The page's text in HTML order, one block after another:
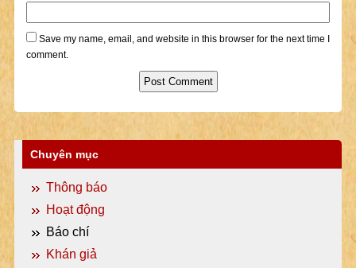
Save my name, email, and website in this browser for the next time I
comment.
Chuyên mục
Thông báo
Hoạt động
Báo chí
Khán giả